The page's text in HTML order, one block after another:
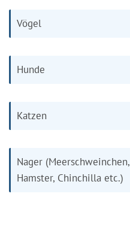
Vögel
Hunde
Katzen
Nager (Meerschweinchen,
Hamster, Chinchilla etc.)